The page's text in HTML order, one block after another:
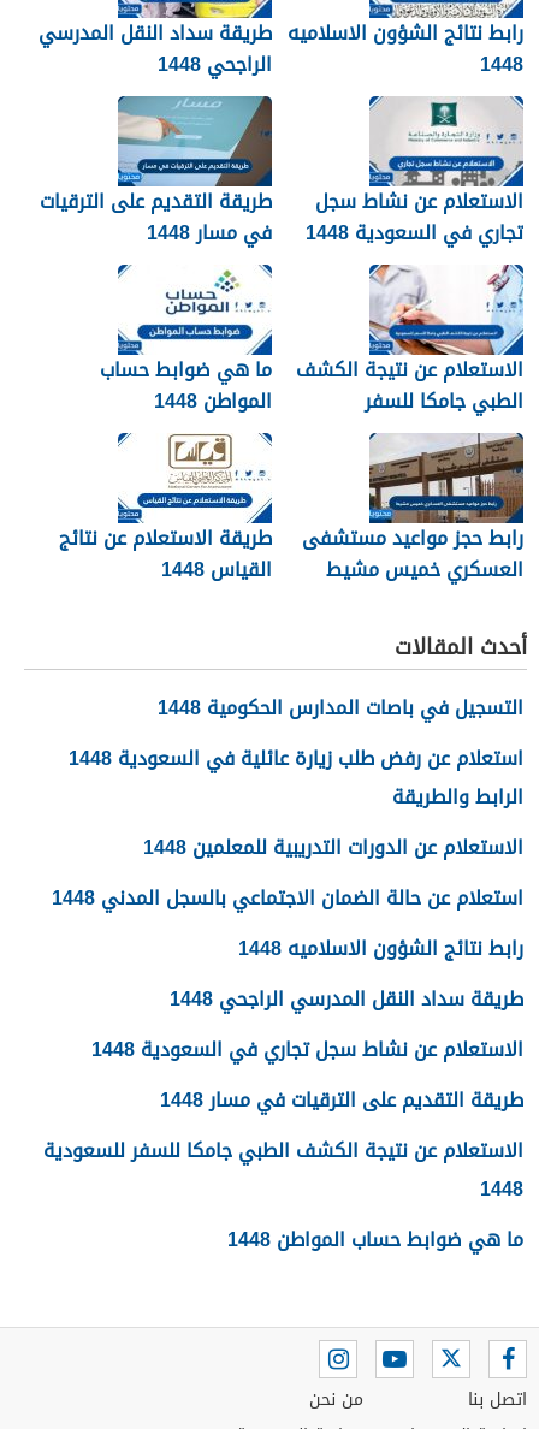
رابط نتائج الشؤون الاسلاميه
1448
طريقة سداد النقل المدرسي
الراجحي 1448
الاستعلام عن نشاط سجل
تجاري في السعودية 1448
طريقة التقديم على الترقيات
في مسار 1448
الاستعلام عن نتيجة الكشف
الطبي جامكا للسفر
للسعودية 1448
ما هي ضوابط حساب
المواطن 1448
رابط حجز مواعيد مستشفى
العسكري خميس مشيط
طريقة الاستعلام عن نتائج
القياس 1448
أحدث المقالات
التسجيل في باصات المدارس الحكومية 1448
استعلام عن رفض طلب زيارة عائلية في السعودية 1448
الرابط والطريقة
الاستعلام عن الدورات التدريبية للمعلمين 1448
استعلام عن حالة الضمان الاجتماعي بالسجل المدني 1448
رابط نتائج الشؤون الاسلاميه 1448
طريقة سداد النقل المدرسي الراجحي 1448
الاستعلام عن نشاط سجل تجاري في السعودية 1448
طريقة التقديم على الترقيات في مسار 1448
الاستعلام عن نتيجة الكشف الطبي جامكا للسفر للسعودية
1448
ما هي ضوابط حساب المواطن 1448
اتصل بنا
من نحن